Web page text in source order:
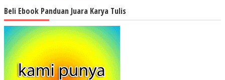
Beli Ebook Panduan Juara Karya Tulis